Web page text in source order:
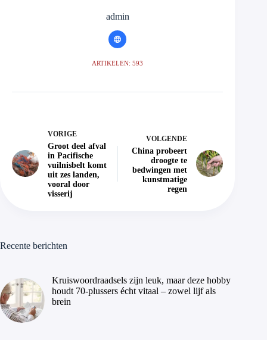
admin
ARTIKELEN: 593
VORIGE
Groot deel afval
in Pacifische
vuilnisbelt komt
uit zes landen,
vooral door
visserij
VOLGENDE
China probeert
droogte te
bedwingen met
kunstmatige
regen
Recente berichten
Kruiswoordraadsels zijn leuk, maar deze hobby
houdt 70-plussers écht vitaal – zowel lijf als
brein